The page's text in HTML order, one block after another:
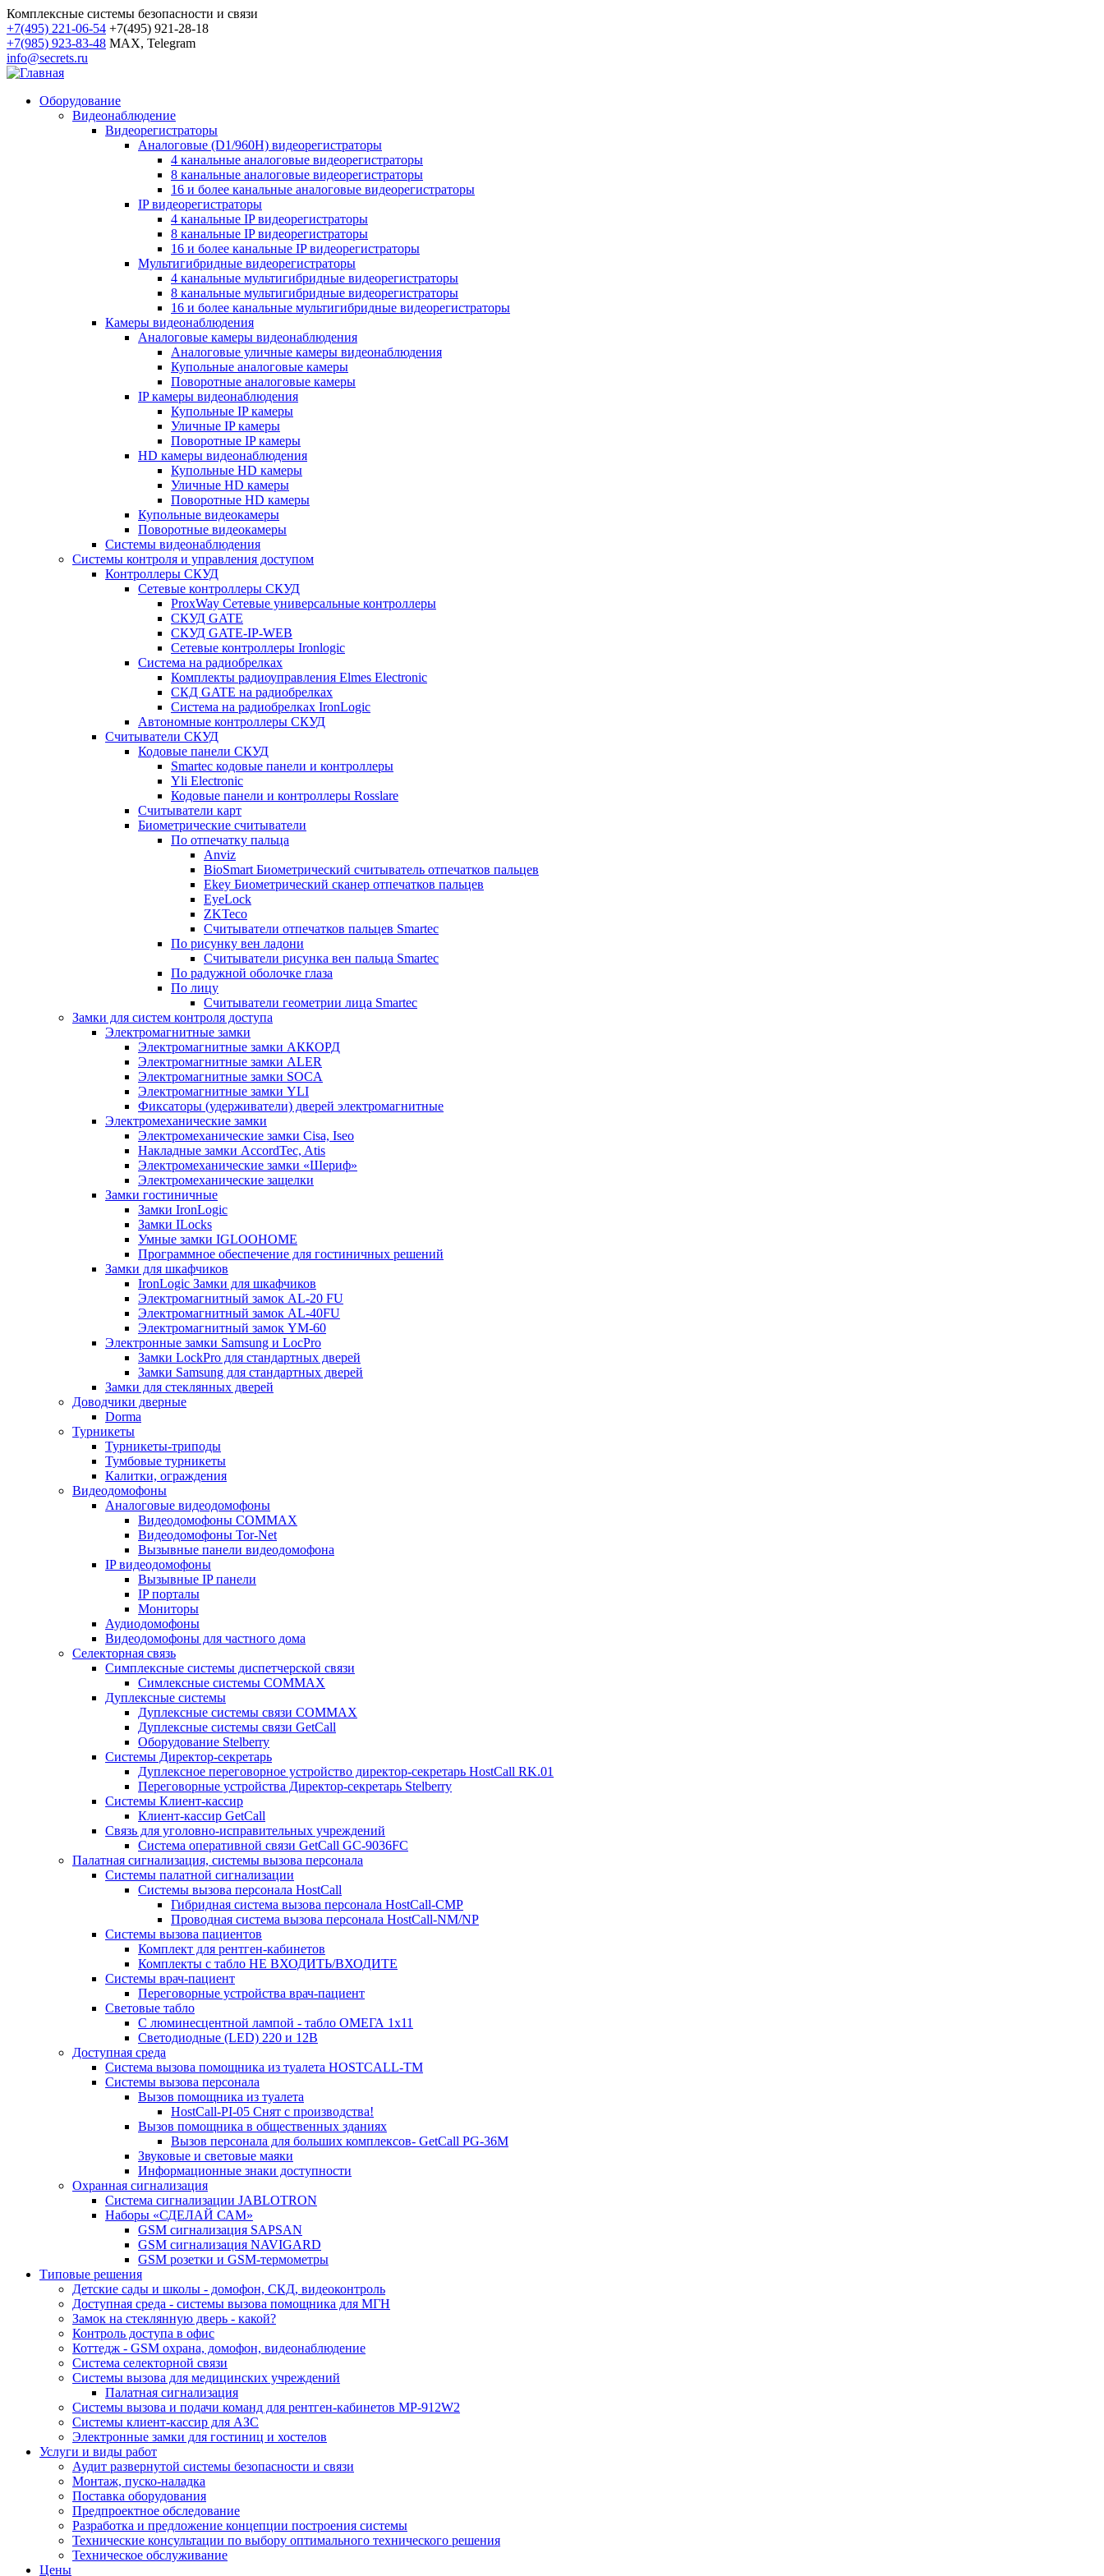
Комплексные системы безопасности и связи
+7(495) 221-06-54 +7(495) 921-28-18
+7(985) 923-83-48 MAX, Telegram
info@secrets.ru
Оборудование
Видеонаблюдение
Видеорегистраторы
Аналоговые (D1/960H) видеорегистраторы
4 канальные аналоговые видеорегистраторы
8 канальные аналоговые видеорегистраторы
16 и более канальные аналоговые видеорегистраторы
IP видеорегистраторы
4 канальные IP видеорегистраторы
8 канальные IP видеорегистраторы
16 и более канальные IP видеорегистраторы
Мультигибридные видеорегистраторы
4 канальные мультигибридные видеорегистраторы
8 канальные мультигибридные видеорегистраторы
16 и более канальные мультигибридные видеорегистраторы
Камеры видеонаблюдения
Аналоговые камеры видеонаблюдения
Аналоговые уличные камеры видеонаблюдения
Купольные аналоговые камеры
Поворотные аналоговые камеры
IP камеры видеонаблюдения
Купольные IP камеры
Уличные IP камеры
Поворотные IP камеры
HD камеры видеонаблюдения
Купольные HD камеры
Уличные HD камеры
Поворотные HD камеры
Купольные видеокамеры
Поворотные видеокамеры
Системы видеонаблюдения
Системы контроля и управления доступом
Контроллеры СКУД
Сетевые контроллеры СКУД
ProxWay Сетевые универсальные контроллеры
СКУД GATE
СКУД GATE-IP-WEB
Сетевые контроллеры Ironlogic
Система на радиобрелках
Комплекты радиоуправления Elmes Electronic
СКД GATE на радиобрелках
Система на радиобрелках IronLogic
Автономные контроллеры СКУД
Считыватели СКУД
Кодовые панели СКУД
Smartec кодовые панели и контроллеры
Yli Electronic
Кодовые панели и контроллеры Rosslare
Считыватели карт
Биометрические считыватели
По отпечатку пальца
Anviz
BioSmart Биометрический считыватель отпечатков пальцев
Ekey Биометрический сканер отпечатков пальцев
EyeLock
ZKTeco
Считыватели отпечатков пальцев Smartec
По рисунку вен ладони
Считыватели рисунка вен пальца Smartec
По радужной оболочке глаза
По лицу
Считыватели геометрии лица Smartec
Замки для систем контроля доступа
Электромагнитные замки
Электромагнитные замки АККОРД
Электромагнитные замки ALER
Электромагнитные замки SOCA
Электромагнитные замки YLI
Фиксаторы (удерживатели) дверей электромагнитные
Электромеханические замки
Электромеханические замки Cisa, Iseo
Накладные замки AccordTec, Atis
Электромеханические замки «Шериф»
Электромеханические защелки
Замки гостиничные
Замки IronLogic
Замки ILocks
Умные замки IGLOOHOME
Программное обеспечение для гостиничных решений
Замки для шкафчиков
IronLogic Замки для шкафчиков
Электромагнитный замок AL-20 FU
Электромагнитный замок AL-40FU
Электромагнитный замок YM-60
Электронные замки Samsung и LocPro
Замки LockPro для стандартных дверей
Замки Samsung для стандартных дверей
Замки для стеклянных дверей
Доводчики дверные
Dorma
Турникеты
Турникеты-триподы
Тумбовые турникеты
Калитки, ограждения
Видеодомофоны
Аналоговые видеодомофоны
Видеодомофоны COMMAX
Видеодомофоны Tor-Net
Вызывные панели видеодомофона
IP видеодомофоны
Вызывные IP панели
IP порталы
Мониторы
Аудиодомофоны
Видеодомофоны для частного дома
Селекторная связь
Симплексные системы диспетчерской связи
Симлексные системы COMMAX
Дуплексные системы
Дуплексные системы связи COMMAX
Дуплексные системы связи GetCall
Оборудование Stelberry
Системы Директор-секретарь
Дуплексное переговорное устройство директор-секретарь HostCall RK.01
Переговорные устройства Директор-секретарь Stelberry
Системы Клиент-кассир
Клиент-кассир GetCall
Связь для уголовно-исправительных учреждений
Система оперативной связи GetCall GC-9036FC
Палатная сигнализация, системы вызова персонала
Системы палатной сигнализации
Системы вызова персонала HostCall
Гибридная система вызова персонала HostCall-CMP
Проводная система вызова персонала HostCall-NM/NP
Системы вызова пациентов
Комплект для рентген-кабинетов
Комплекты с табло НЕ ВХОДИТЬ/ВХОДИТЕ
Системы врач-пациент
Переговорные устройства врач-пациент
Световые табло
С люминесцентной лампой - табло ОМЕГА 1х11
Светодиодные (LED) 220 и 12В
Доступная среда
Система вызова помощника из туалета HOSTCALL-TM
Системы вызова персонала
Вызов помощника из туалета
HostCall-PI-05 Снят с производства!
Вызов помощника в общественных зданиях
Вызов персонала для больших комплексов- GetCall PG-36M
Звуковые и световые маяки
Информационные знаки доступности
Охранная сигнализация
Система сигнализации JABLOTRON
Наборы «СДЕЛАЙ САМ»
GSM сигнализация SAPSAN
GSM сигнализация NAVIGARD
GSM розетки и GSM-термометры
Типовые решения
Детские сады и школы - домофон, СКД, видеоконтроль
Доступная среда - системы вызова помощника для МГН
Замок на стеклянную дверь - какой?
Контроль доступа в офис
Коттедж - GSM охрана, домофон, видеонаблюдение
Система селекторной связи
Системы вызова для медицинских учреждений
Палатная сигнализация
Системы вызова и подачи команд для рентген-кабинетов MP-912W2
Системы клиент-кассир для АЗС
Электронные замки для гостиниц и хостелов
Услуги и виды работ
Аудит развернутой системы безопасности и связи
Монтаж, пуско-наладка
Поставка оборудования
Предпроектное обследование
Разработка и предложение концепции построения системы
Технические консультации по выбору оптимального технического решения
Техническое обслуживание
Цены